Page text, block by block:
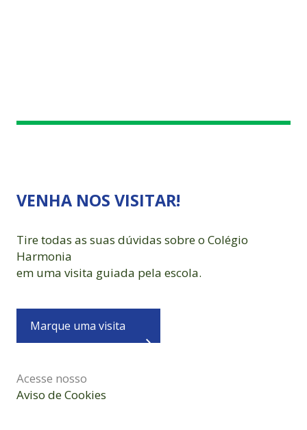
VENHA NOS VISITAR!
Tire todas as suas dúvidas sobre o Colégio
Harmonia
em uma visita guiada pela escola.
Marque uma visita
Acesse nosso
Aviso de Cookies